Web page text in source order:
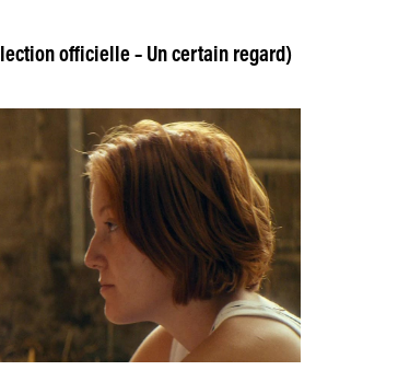
officielle – Un certain regard)